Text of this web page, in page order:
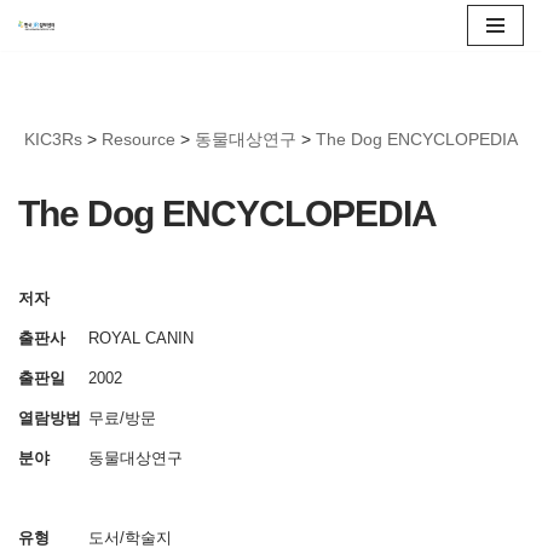
츠
건
너
기
KIC3Rs > Resource > 동물대상연구 > The Dog ENCYCLOPEDIA
The Dog ENCYCLOPEDIA
저자
출판사 ROYAL CANIN
출판일 2002
열람방법 무료/방문
분야 동물대상연구
유형 도서/학술지